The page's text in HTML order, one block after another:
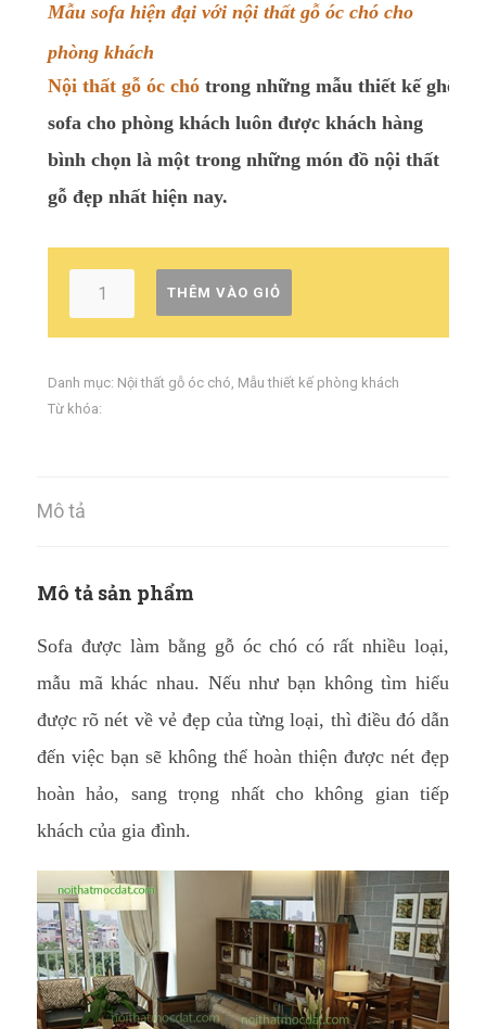
Mẫu sofa hiện đại với nội thất gỗ óc chó cho
phòng khách
Nội thất gỗ óc chó trong những mẫu thiết kế ghế
sofa cho phòng khách luôn được khách hàng
bình chọn là một trong những món đồ nội thất
gỗ đẹp nhất hiện nay.
THÊM VÀO GIỎ
Danh mục: Nội thất gỗ óc chó, Mẫu thiết kế phòng khách
Từ khóa:
Mô tả
Mô tả sản phẩm
Sofa được làm bằng gỗ óc chó có rất nhiều loại,
mẫu mã khác nhau. Nếu như bạn không tìm hiểu
được rõ nét về vẻ đẹp của từng loại, thì điều đó dẫn
đến việc bạn sẽ không thể hoàn thiện được nét đẹp
hoàn hảo, sang trọng nhất cho không gian tiếp
khách của gia đình.